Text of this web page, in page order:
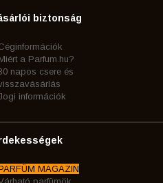
biztonság
a Parfum.hu?
napos csere és
információk
MAGAZIN
parfümök